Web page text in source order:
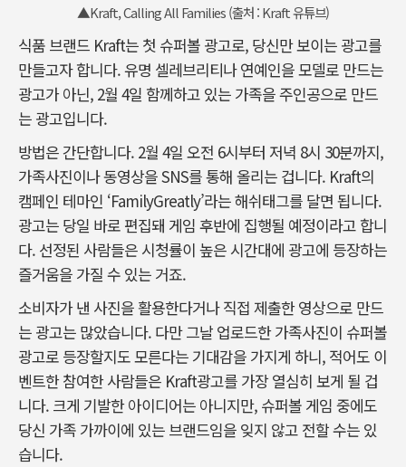
▲Kraft, Calling All Families (출처 : Kraft 유튜브)
식품 브랜드 Kraft는 첫 슈퍼볼 광고로, 당신만 보이는 광고를
만들고자 합니다. 유명 셀레브리티나 연예인을 모델로 만드는
광고가 아닌, 2월 4일 함께하고 있는 가족을 주인공으로 만드
는 광고입니다.
방법은 간단합니다. 2월 4일 오전 6시부터 저녁 8시 30분까지,
가족사진이나 동영상을 SNS를 통해 올리는 겁니다. Kraft의
캠페인 테마인 ‘FamilyGreatly’라는 해쉬태그를 달면 됩니다.
광고는 당일 바로 편집돼 게임 후반에 집행될 예정이라고 합니
다. 선정된 사람들은 시청률이 높은 시간대에 광고에 등장하는
즐거움을 가질 수 있는 거죠.
소비자가 낸 사진을 활용한다거나 직접 제출한 영상으로 만드
는 광고는 많았습니다. 다만 그날 업로드한 가족사진이 슈퍼볼
광고로 등장할지도 모른다는 기대감을 가지게 하니, 적어도 이
벤트한 참여한 사람들은 Kraft광고를 가장 열심히 보게 될 겁
니다. 크게 기발한 아이디어는 아니지만, 슈퍼볼 게임 중에도
당신 가족 가까이에 있는 브랜드임을 잊지 않고 전할 수는 있
습니다.